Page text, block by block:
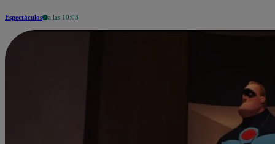
Espectáculos a las 10:03